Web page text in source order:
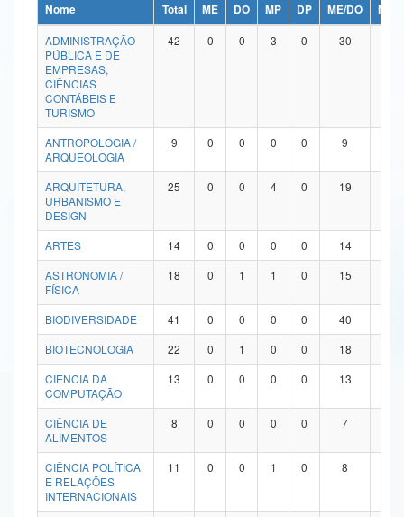
Ministério da Ciência, Tecnologia, Inovações e Comunicações
Ministério do Meio Ambiente
Ministério do Turismo
Ministério do Desenvolvimento Regional
Controladoria-Geral da União
Ministério da Mulher, da Família e dos Direitos Humanos
Secretaria de Governo
Advocacia-Geral da União
Banco Central do Brasil
Nome Total ME DO MP DP ME/DO
MP/
ADMINISTRAÇÃO
PÚBLICA E DE
EMPRESAS,
CIÊNCIAS
CONTÁBEIS E
TURISMO
42 0 0 3 0 30
ANTROPOLOGIA /
ARQUEOLOGIA
9 0 0 0 0 9
ARQUITETURA,
URBANISMO E
DESIGN
25 0 0 4 0 19
ARTES 14 0 0 0 0 14
ASTRONOMIA /
FÍSICA
18 0 1 1 0 15
BIODIVERSIDADE 41 0 0 0 0 40
BIOTECNOLOGIA
22 0 1 0 0 18
CIÊNCIA DA
COMPUTAÇÃO
13 0 0 0 0 13
CIÊNCIA DE
ALIMENTOS
8 0 0 0 0 7
CIÊNCIA POLÍTICA
E RELAÇÕES
INTERNACIONAIS
11 0 0 1 0 8